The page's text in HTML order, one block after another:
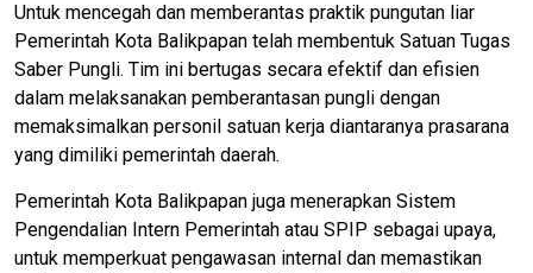
Untuk mencegah dan memberantas praktik pungutan liar
Pemerintah Kota Balikpapan telah membentuk Satuan Tugas
Saber Pungli. Tim ini bertugas secara efektif dan efisien
dalam melaksanakan pemberantasan pungli dengan
memaksimalkan personil satuan kerja diantaranya prasarana
yang dimiliki pemerintah daerah.
Pemerintah Kota Balikpapan juga menerapkan Sistem
Pengendalian Intern Pemerintah atau SPIP sebagai upaya,
untuk memperkuat pengawasan internal dan memastikan